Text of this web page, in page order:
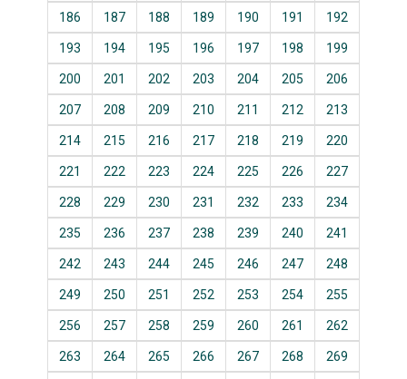
186 187 188 189 190 191 192
193 194 195 196 197 198 199
200 201 202 203 204 205 206
207 208 209 210 211 212 213
214 215 216 217 218 219 220
221 222 223 224 225 226 227
228 229 230 231 232 233 234
235 236 237 238 239 240 241
242 243 244 245 246 247 248
249 250 251 252 253 254 255
256 257 258 259 260 261 262
263 264 265 266 267 268 269